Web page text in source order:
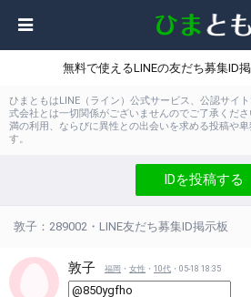
無料で使えるLINEの友だち募集ID
ひまともはLINE（ライン）公式サービス、公認サイ
式会社とは一切関係がございませんのでご了承くだ
満の利用、ならびに異性との出会いを求める投稿や
す。
IDを投稿する
敦子：289002・LINE友だち募集ID掲示板
敦子 福岡 ・ 女性 ・ 10代 ・05-18 18:35